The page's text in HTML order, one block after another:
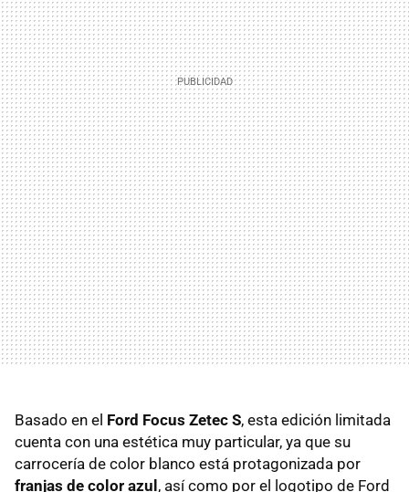
Basado en el Ford Focus Zetec S, esta edición limitada
cuenta con una estética muy particular, ya que su
carrocería de color blanco está protagonizada por
franjas de color azul, así como por el logotipo de Ford